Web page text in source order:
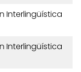
Interlingüística
Interlingüística